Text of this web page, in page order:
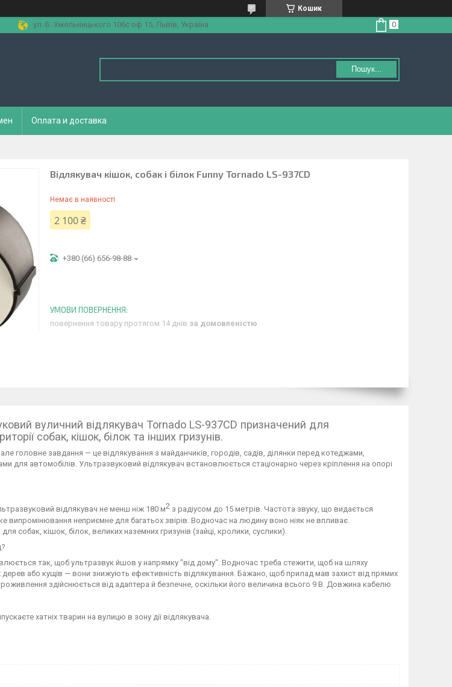
Кошик
ул. Б. Хмельницького 106с оф 15, Львів, Україна
Пошук...
Оплата и доставка
Відлякувач кішок, собак і білок Funny Tornado LS-937CD
Немає в наявності
2 100 ₴
+380 (66) 656-98-88
повернення товару протягом 14 днів за домовленістю
вуличний відлякувач Tornado LS-937CD призначений для
собак, кішок, білок та інших гризунів.
головне завдання — це відлякування з майданчиків, городів, садів, ділянки перед котеджами,
для автомобілів. Ультразвуковий відлякувач встановлюється стаціонарно через кріплення на опорі
відлякувач не менш ніж 180 м2 з радіусом до 15 метрів. Частота звуку, що видається
випромінювання неприємне для багатьох звірів. Водночас на людину воно ніяк не впливає.
собак, кішок, білок, великих наземних гризунів (зайці, кролики, суслики).
так, щоб ультразвук йшов у напрямку "від дому". Водночас треба стежити, щоб на шляху
або кущів — вони знижують ефективність відлякування. Бажано, щоб прилад мав захист від прямих
здійснюється від адаптера й безпечне, оскільки його величина всього 9 В. Довжина кабелю
хатніх тварин на вулицю в зону дії відлякувача.